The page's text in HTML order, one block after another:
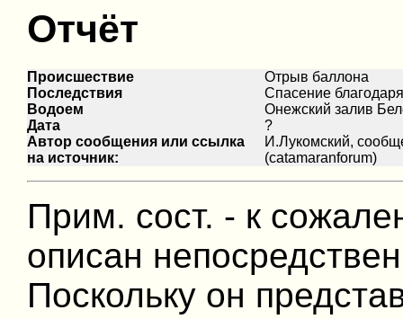
Отчёт
Происшествие
Отрыв баллона
Последствия
Спасение
Водоем
Онежский залив
Дата
?
Автор сообщения или ссылка
на источник:
И.Лукомский,
(catamaranforum)
Прим. сост. - к
описан
Поскольку он